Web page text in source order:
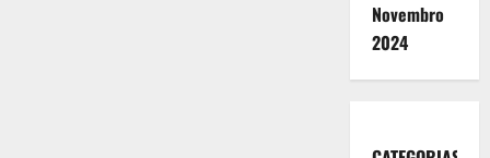
Novembro
2024